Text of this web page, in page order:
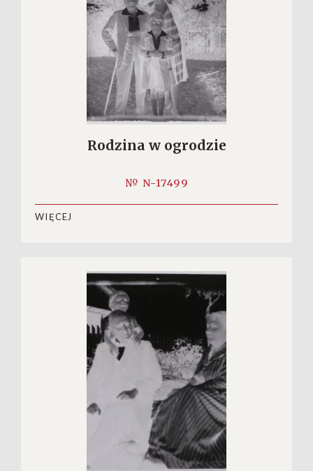
Rodzina w ogrodzie
№ N-17499
WIĘCEJ